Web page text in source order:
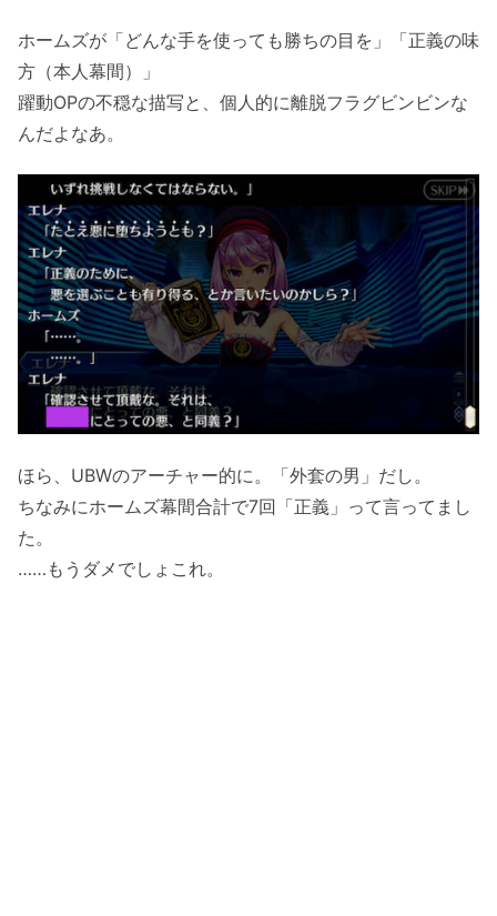
ホームズが「どんな手を使っても勝ちの目を」「正義の味
方（本人幕間）」
躍動OPの不穏な描写と、個人的に離脱フラグビンビンな
んだよなあ。
ほら、UBWのアーチャー的に。「外套の男」だし。
ちなみにホームズ幕間合計で7回「正義」って言ってまし
た。
……もうダメでしょこれ。